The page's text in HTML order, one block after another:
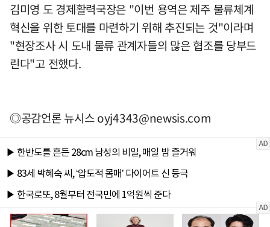
김미영 도 경제활력국장은 "이번 용역은 제주 물류체계
혁신을 위한 토대를 마련하기 위해 추진되는 것"이라며
"현장조사 시 도내 물류 관계자들의 많은 협조를 당부드
린다"고 전했다.
◎공감언론 뉴시스oyj4343@newsis.com